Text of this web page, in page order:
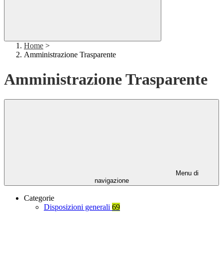
Home >
Amministrazione Trasparente
Amministrazione Trasparente
Menu di
navigazione
Categorie
Disposizioni generali 69